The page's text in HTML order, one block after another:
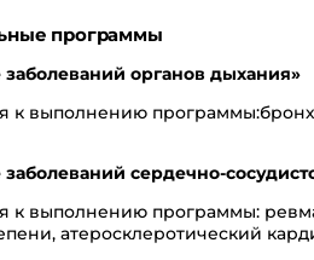
программы
органов дыхания»
к выполнению
сердечно-
к выполнению программы:
атеросклеротический